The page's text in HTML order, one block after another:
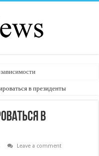
в президенты
в
Leave a comment